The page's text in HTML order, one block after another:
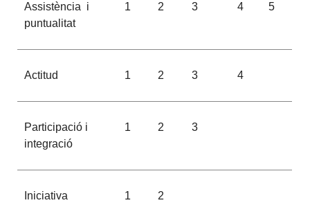
Assistència i
puntualitat
1 2 3 4 5
Actitud 1 2 3 4
Participació i
integració
1 2 3
Iniciativa 1 2